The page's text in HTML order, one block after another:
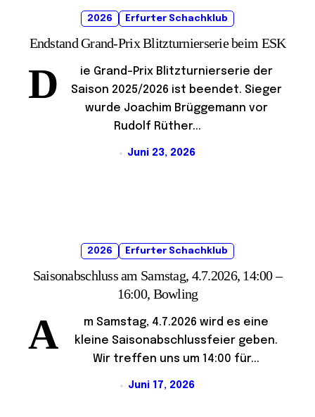
2026 Erfurter Schachklub
Endstand Grand-Prix Blitzturnierserie beim ESK
D
ie Grand-Prix Blitzturnierserie der
Saison 2025/2026 ist beendet. Sieger
wurde Joachim Brüggemann vor
Rudolf Rüther...
Juni 23, 2026
2026 Erfurter Schachklub
Saisonabschluss am Samstag, 4.7.2026, 14:00 –
16:00, Bowling
A
m Samstag, 4.7.2026 wird es eine
kleine Saisonabschlussfeier geben.
Wir treffen uns um 14:00 für...
Juni 17, 2026